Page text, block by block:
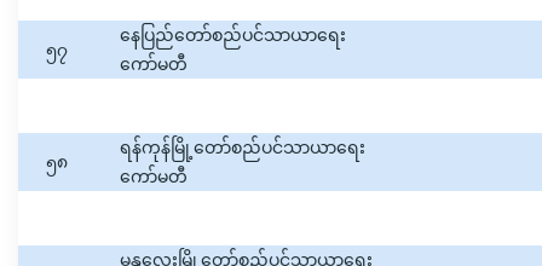
၅၇
နေပြည်တော်စည်ပင်သာယာရေး
ကော်မတီ
၅၈
ရန်ကုန်မြို့တော်စည်ပင်သာယာရေး
ကော်မတီ
မန္တလေးမြို့တော်စည်ပင်သာယာရေး